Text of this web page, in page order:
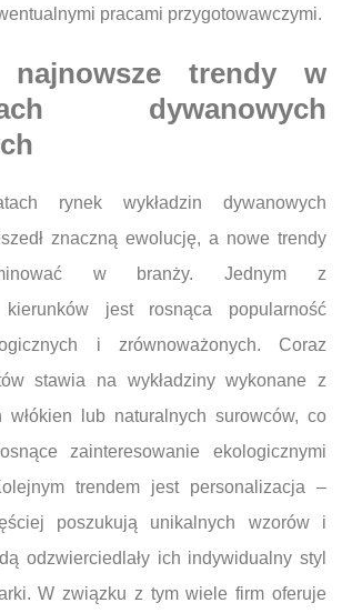
pracami przygotowawczymi.
trendy w
dywanowych
rynek wykładzin dywanowych
znaczną ewolucję, a nowe trendy
w branży. Jednym z
kierunków jest rosnąca popularność
i zrównoważonych. Coraz
stawia na wykładziny wykonane z
włókien lub naturalnych surowców, co
zainteresowanie ekologicznymi
trendem jest personalizacja –
poszukują unikalnych wzorów i
odzwierciedlały ich indywidualny styl
W związku z tym wiele firm oferuje